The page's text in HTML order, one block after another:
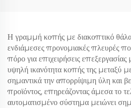
Η γραμμή κοπής με διακοπτικό
ενδιάμεσες προνομιακές πλευρές
πόρο για επιχειρήσεις
υψηλή ικανότητα κοπής της μεταξύ
σημαντικά την απορρίψιμη ύλη και
προϊόντος, επηρεάζοντας άμεσα το
αυτοματισμένο σύστημα μειώνει